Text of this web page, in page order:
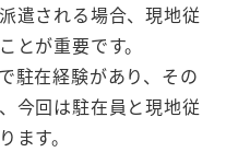
遣される場合、現地従
とが重要です。
駐在経験があり、その
今回は駐在員と現地従
ます。